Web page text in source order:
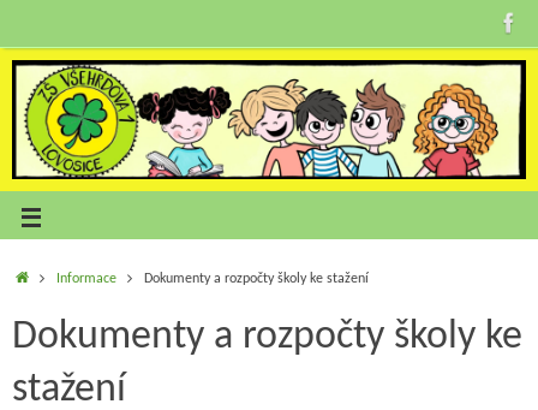
Informace Dokumenty a rozpočty školy ke stažení
Dokumenty a rozpočty školy ke
stažení